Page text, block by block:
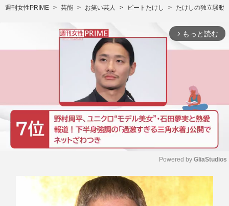
週刊女性PRIME 芸能 お笑い芸人 ビートたけし たけしの独立騒動
arrow_forward_ios もっと読む
Powered by GliaStudios